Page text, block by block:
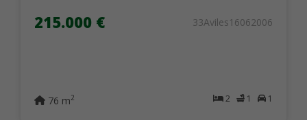
215.000 € 33Aviles16062006
2 1 1
76 m2